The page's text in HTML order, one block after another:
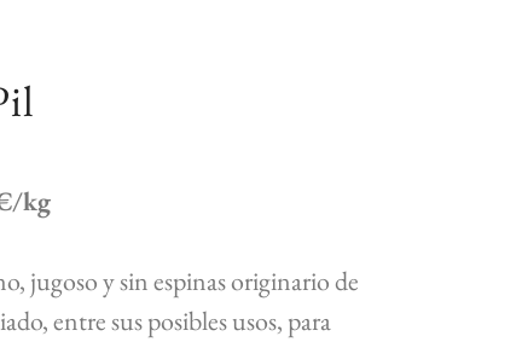
kg
jugoso y sin espinas originario de
entre sus posibles usos, para